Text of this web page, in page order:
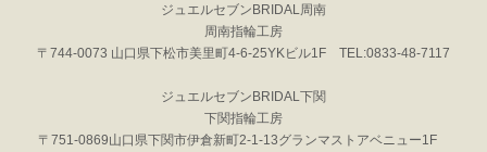
ジュエルセブンBRIDAL周南
周南指輪工房
〒744-0073 山口県下松市美里町4-6-25YKビル1F TEL:0833-48-7117
ジュエルセブンBRIDAL下関
下関指輪工房
〒751-0869山口県下関市伊倉新町2-1-13グランマストアベニュー1F